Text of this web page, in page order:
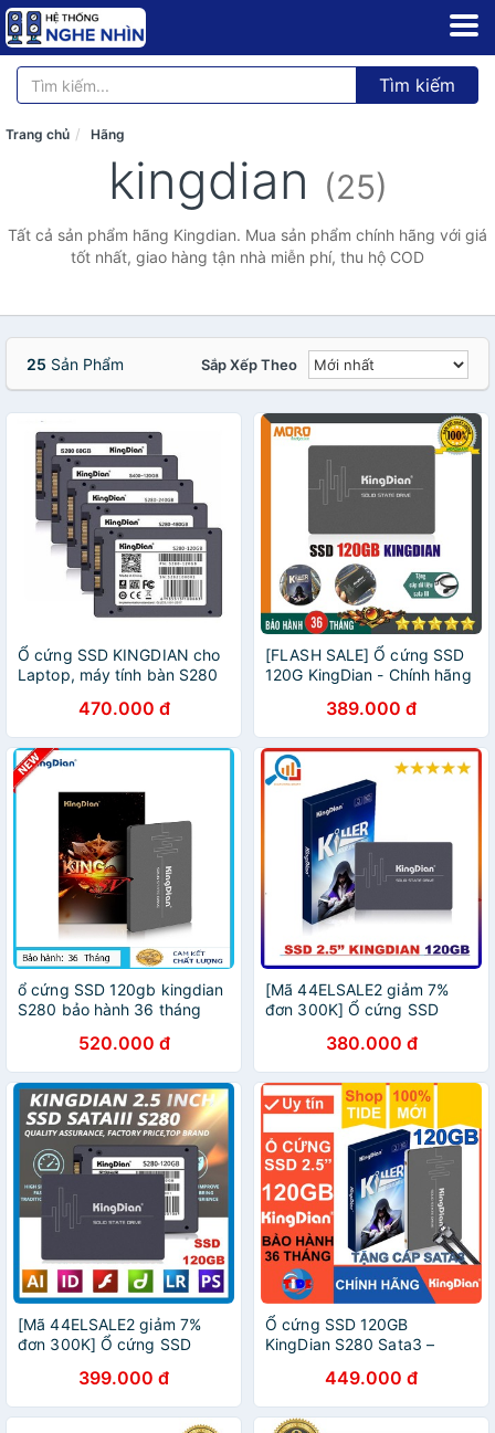
Tìm kiếm
Trang chủ Hãng
kingdian (25)
Tất cả sản phẩm hãng Kingdian. Mua sản phẩm chính hãng với giá
tốt nhất, giao hàng tận nhà miễn phí, thu hộ COD
25 Sản Phẩm Sắp Xếp Theo
Ổ cứng SSD KINGDIAN cho
Laptop, máy tính bàn S280
240GB, S370 256GB, S280
480GB
470.000 đ
[FLASH SALE] Ổ cứng SSD
120G KingDian - Chính hãng
389.000 đ
ổ cứng SSD 120gb kingdian
S280 bảo hành 36 tháng
520.000 đ
[Mã 44ELSALE2 giảm 7%
đơn 300K] Ổ cứng SSD
hãng bảo hành 3 năm !!!
380.000 đ
[Mã 44ELSALE2 giảm 7%
đơn 300K] Ổ cứng SSD
Chính hãng bảo hành 36
tháng !
399.000 đ
Ổ cứng SSD 120GB
KingDian S280 Sata3 –
năm – SSD 120GB – Tặng
cáp dữ liệu Sata 3.0
449.000 đ